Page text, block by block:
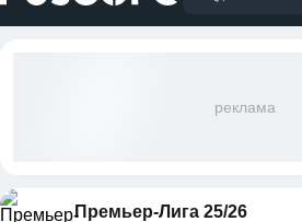
реклама
Премьер-Лига 25/26